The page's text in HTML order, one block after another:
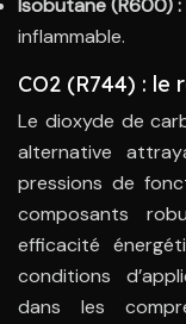
Isobutane (R600) :
inflammable.
CO2 (R744) :
Le dioxyde de
alternative
pressions de
composants
efficacité
conditions
dans les